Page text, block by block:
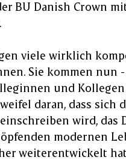
BU Danish Crown
viele wirklich
Sie kommen
und
daran, dass sich
wird,
modernen
weiterentwickelt